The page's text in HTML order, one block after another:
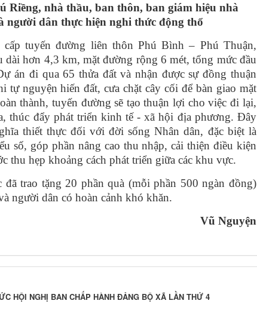
Riềng, nhà thầu, ban thôn, ban giám hiệu nhà
người dân thực hiện nghi thức động thổ
tuyến đường liên thôn Phú Bình – Phú Thuận,
dài hơn 4,3 km, mặt đường rộng 6 mét, tổng mức đầu
án đi qua 65 thửa đất và nhận được sự đồng thuận
tự nguyện hiến đất, cưa chặt cây cối để bàn giao mặt
thành, tuyến đường sẽ tạo thuận lợi cho việc đi lại,
thúc đẩy phát triển kinh tế - xã hội địa phương. Đây
thiết thực đối với đời sống Nhân dân, đặc biệt là
số, góp phần nâng cao thu nhập, cải thiện điều kiện
thu hẹp khoảng cách phát triển giữa các khu vực.
đã trao tặng 20 phần quà (mỗi phần 500 ngàn đồng)
người dân có hoàn cảnh khó khăn.
Vũ Nguyện
HỘI NGHỊ BAN CHẤP HÀNH ĐẢNG BỘ XÃ LẦN THỨ 4